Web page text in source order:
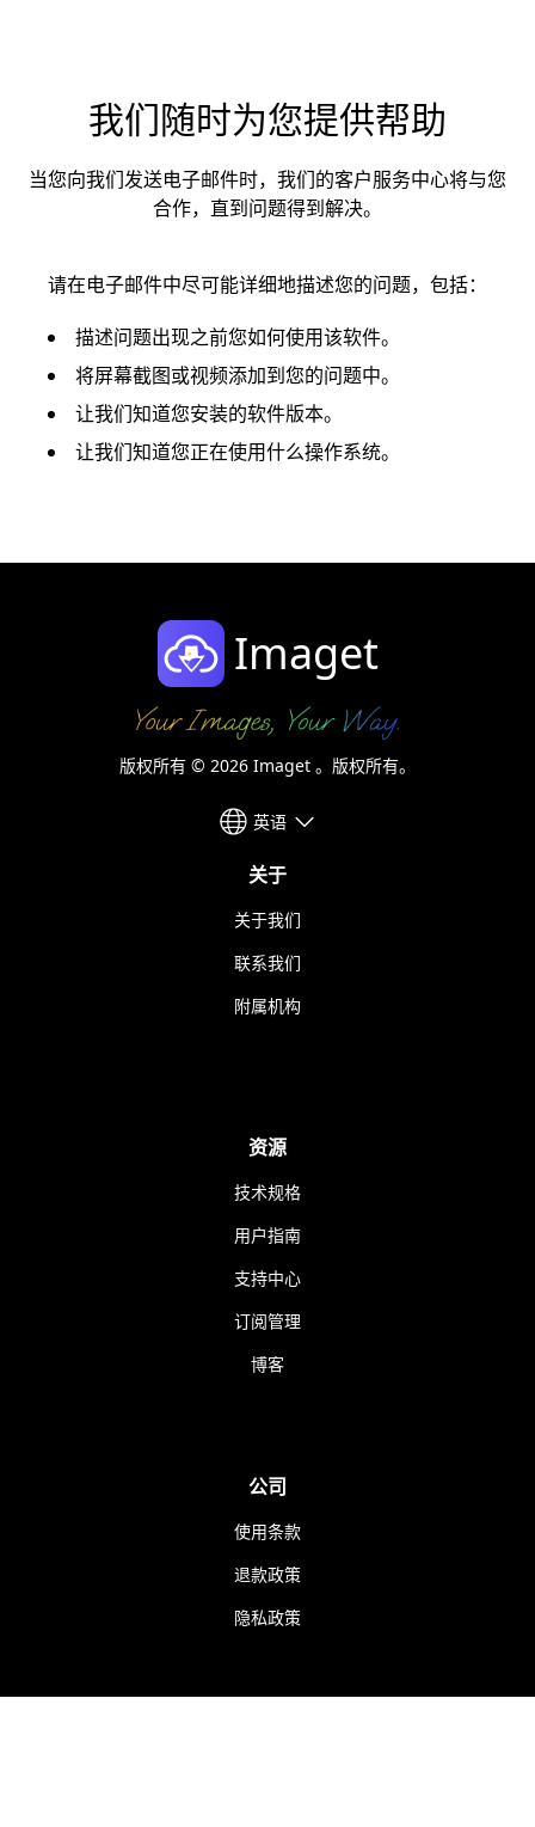
我们随时为您提供帮助
当您向我们发送电子邮件时，我们的客户服务中心将与您
合作，直到问题得到解决。
请在电子邮件中尽可能详细地描述您的问题，包括：
描述问题出现之前您如何使用该软件。
将屏幕截图或视频添加到您的问题中。
让我们知道您安装的软件版本。
让我们知道您正在使用什么操作系统。
Imaget
版权所有 © 2026 Imaget 。版权所有。
英语
关于
关于我们
联系我们
附属机构
资源
技术规格
用户指南
支持中心
订阅管理
博客
公司
使用条款
退款政策
隐私政策